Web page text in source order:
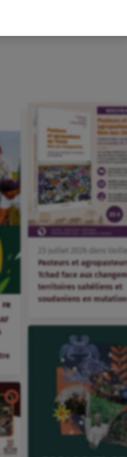
FR
juillet dans
Veille
Pasteurs et
Tchad face aux
territoires sahéliens et
soudaniens en mutation